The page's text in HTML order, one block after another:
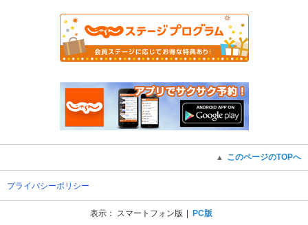
▲ このページのTOPへ
プライバシーポリシー
表示： スマートフォン版 PC版